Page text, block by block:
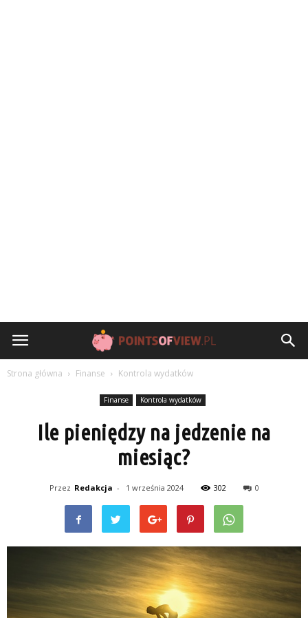
pointsofview.pl
Strona główna Finanse Kontrola wydatków
Finanse Kontrola wydatków
Ile pieniędzy na jedzenie na
miesiąc?
Przez Redakcja - 1 września 2024 302 0